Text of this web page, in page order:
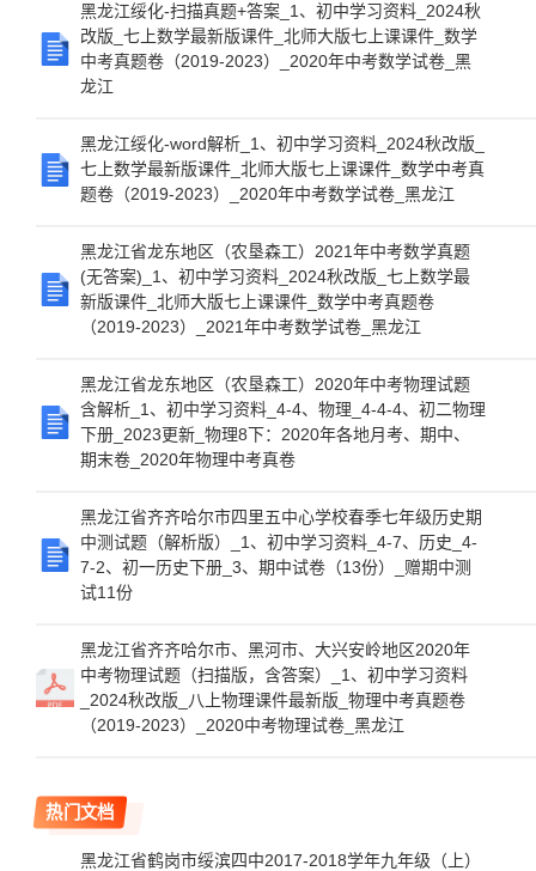
黑龙江绥化-扫描真题+答案_1、初中学习资料_2024秋
改版_七上数学最新版课件_北师大版七上课课件_数学
中考真题卷（2019-2023）_2020年中考数学试卷_黑
龙江
黑龙江绥化-word解析_1、初中学习资料_2024秋改版_
七上数学最新版课件_北师大版七上课课件_数学中考真
题卷（2019-2023）_2020年中考数学试卷_黑龙江
黑龙江省龙东地区（农垦森工）2021年中考数学真题
(无答案)_1、初中学习资料_2024秋改版_七上数学最
新版课件_北师大版七上课课件_数学中考真题卷
（2019-2023）_2021年中考数学试卷_黑龙江
黑龙江省龙东地区（农垦森工）2020年中考物理试题
含解析_1、初中学习资料_4-4、物理_4-4-4、初二物理
下册_2023更新_物理8下：2020年各地月考、期中、
期末卷_2020年物理中考真卷
黑龙江省齐齐哈尔市四里五中心学校春季七年级历史期
中测试题（解析版）_1、初中学习资料_4-7、历史_4-
7-2、初一历史下册_3、期中试卷（13份）_赠期中测
试11份
黑龙江省齐齐哈尔市、黑河市、大兴安岭地区2020年
中考物理试题（扫描版，含答案）_1、初中学习资料
_2024秋改版_八上物理课件最新版_物理中考真题卷
（2019-2023）_2020中考物理试卷_黑龙江
热门文档
黑龙江省鹤岗市绥滨四中2017-2018学年九年级（上）